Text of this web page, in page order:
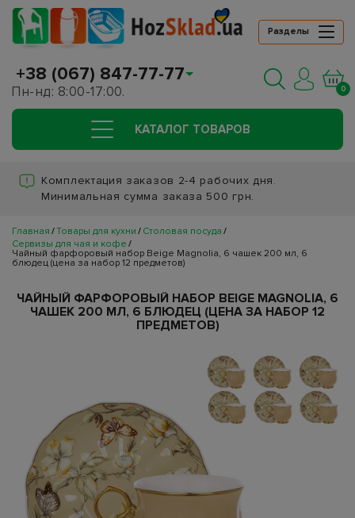
Разделы
+38 (067) 847-77-77
Пн-нд: 8:00-17:00. 0
КАТАЛОГ ТОВАРОВ
Комплектация заказов 2-4 рабочих дня.
Минимальная сумма заказа 500 грн.
Главная Товары для кухни
Столовая посуда
Сервизы для чая и кофе
Чайный фарфоровый набор Beige Magnolia, 6 чашек 200 мл, 6
блюдец (цена за набор 12 предметов)
ЧАЙНЫЙ ФАРФОРОВЫЙ НАБОР BEIGE MAGNOLIA, 6
ЧАШЕК 200 МЛ, 6 БЛЮДЕЦ (ЦЕНА ЗА НАБОР 12
ПРЕДМЕТОВ)